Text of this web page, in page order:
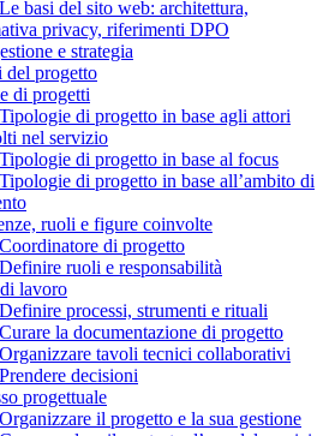
basi del sito web: architettura,
privacy, riferimenti DPO
e strategia
progetto
di progetti
di progetto in base agli attori
nel servizio
di progetto in base al focus
di progetto in base all’ambito di
ruoli e figure coinvolte
di progetto
ruoli e responsabilità
lavoro
processi, strumenti e rituali
la documentazione di progetto
tavoli tecnici collaborativi
decisioni
progettuale
il progetto e la sua gestione